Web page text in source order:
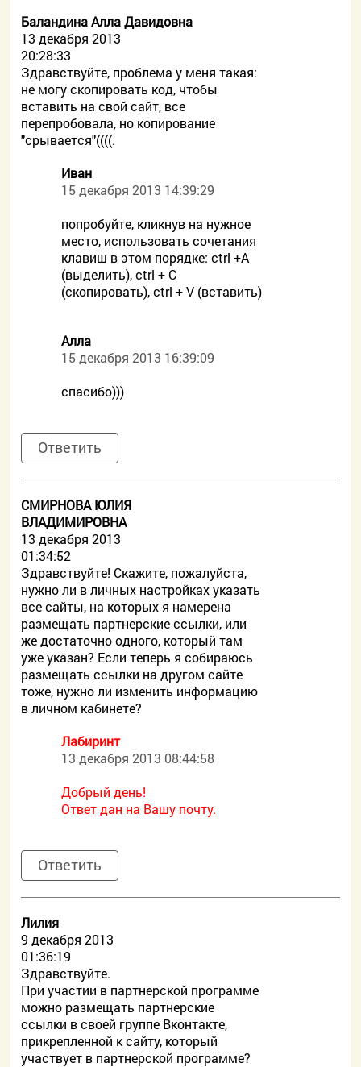
Баландина Алла Давидовна
13 декабря 2013
20:28:33
Здравствуйте, проблема у меня такая:
не могу скопировать код, чтобы
вставить на свой сайт, все
перепробовала, но копирование
"срывается"((((.
Иван
15 декабря 2013 14:39:29
попробуйте, кликнув на нужное
место, использовать сочетания
клавиш в этом порядке: ctrl +A
(выделить), ctrl + C
(скопировать), ctrl + V (вставить)
Алла
15 декабря 2013 16:39:09
спасибо)))
Ответить
СМИРНОВА ЮЛИЯ
ВЛАДИМИРОВНА
13 декабря 2013
01:34:52
Здравствуйте! Скажите, пожалуйста,
нужно ли в личных настройках указать
все сайты, на которых я намерена
размещать партнерские ссылки, или
же достаточно одного, который там
уже указан? Если теперь я собираюсь
размещать ссылки на другом сайте
тоже, нужно ли изменить информацию
в личном кабинете?
Лабиринт
13 декабря 2013 08:44:58
Добрый день!
Ответ дан на Вашу почту.
Ответить
Лилия
9 декабря 2013
01:36:19
Здравствуйте.
При участии в партнерской программе
можно размещать партнерские
ссылки в своей группе Вконтакте,
прикрепленной к сайту, который
участвует в партнерской программе?